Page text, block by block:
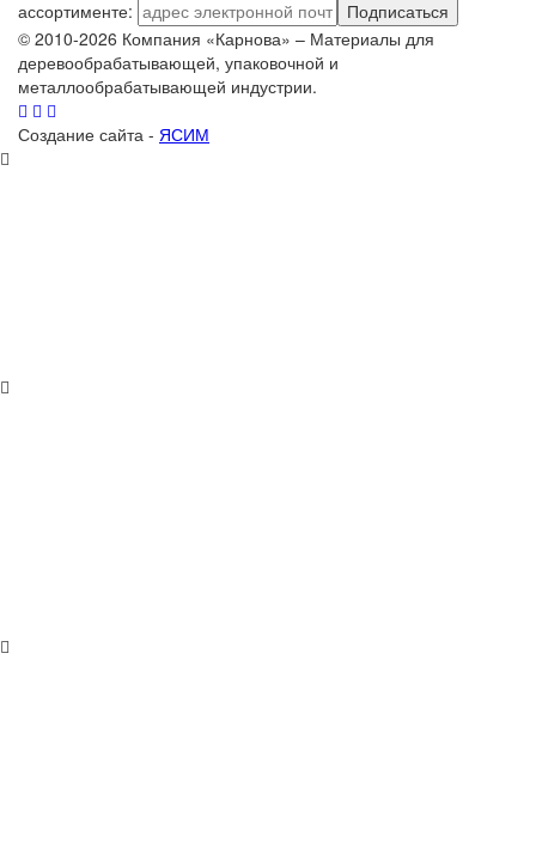
ассортименте:
Подписаться
© 2010-2026 Компания «Карнова» – Материалы для
деревообрабатывающей, упаковочной и
металлообрабатывающей индустрии.
Создание сайта - ЯСИМ